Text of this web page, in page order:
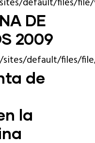
DE
2009
sites/default/files/
de
la